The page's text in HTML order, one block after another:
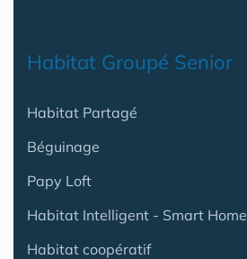
Habitat Groupé Senior
Habitat Partagé
Béguinage
Papy Loft
Habitat Intelligent - Smart Home
Habitat coopératif